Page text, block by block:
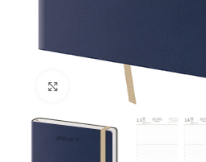
Klikněte pro zvětšení